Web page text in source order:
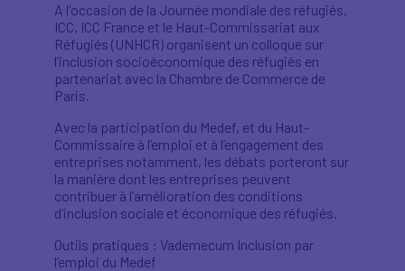
A l'occasion de la Journée mondiale des réfugiés,
ICC, ICC France et le Haut-Commissariat aux
Réfugiés (UNHCR) organisent un colloque sur
l’inclusion socioéconomique des réfugiés en
partenariat avec la Chambre de Commerce de
Paris.
Avec la participation du Medef, et du Haut-
Commissaire à l’emploi et à l’engagement des
entreprises notamment, les débats porteront sur
la manière dont les entreprises peuvent
contribuer à l’amélioration des conditions
d’inclusion sociale et économique des réfugiés.
Outils pratiques : Vademecum Inclusion par
l’emploi du Medef